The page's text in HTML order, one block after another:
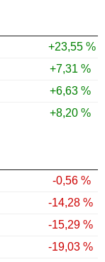
+23,55 %
+7,31 %
+6,63 %
+8,20 %
-0,56 %
-14,28 %
-15,29 %
-19,03 %